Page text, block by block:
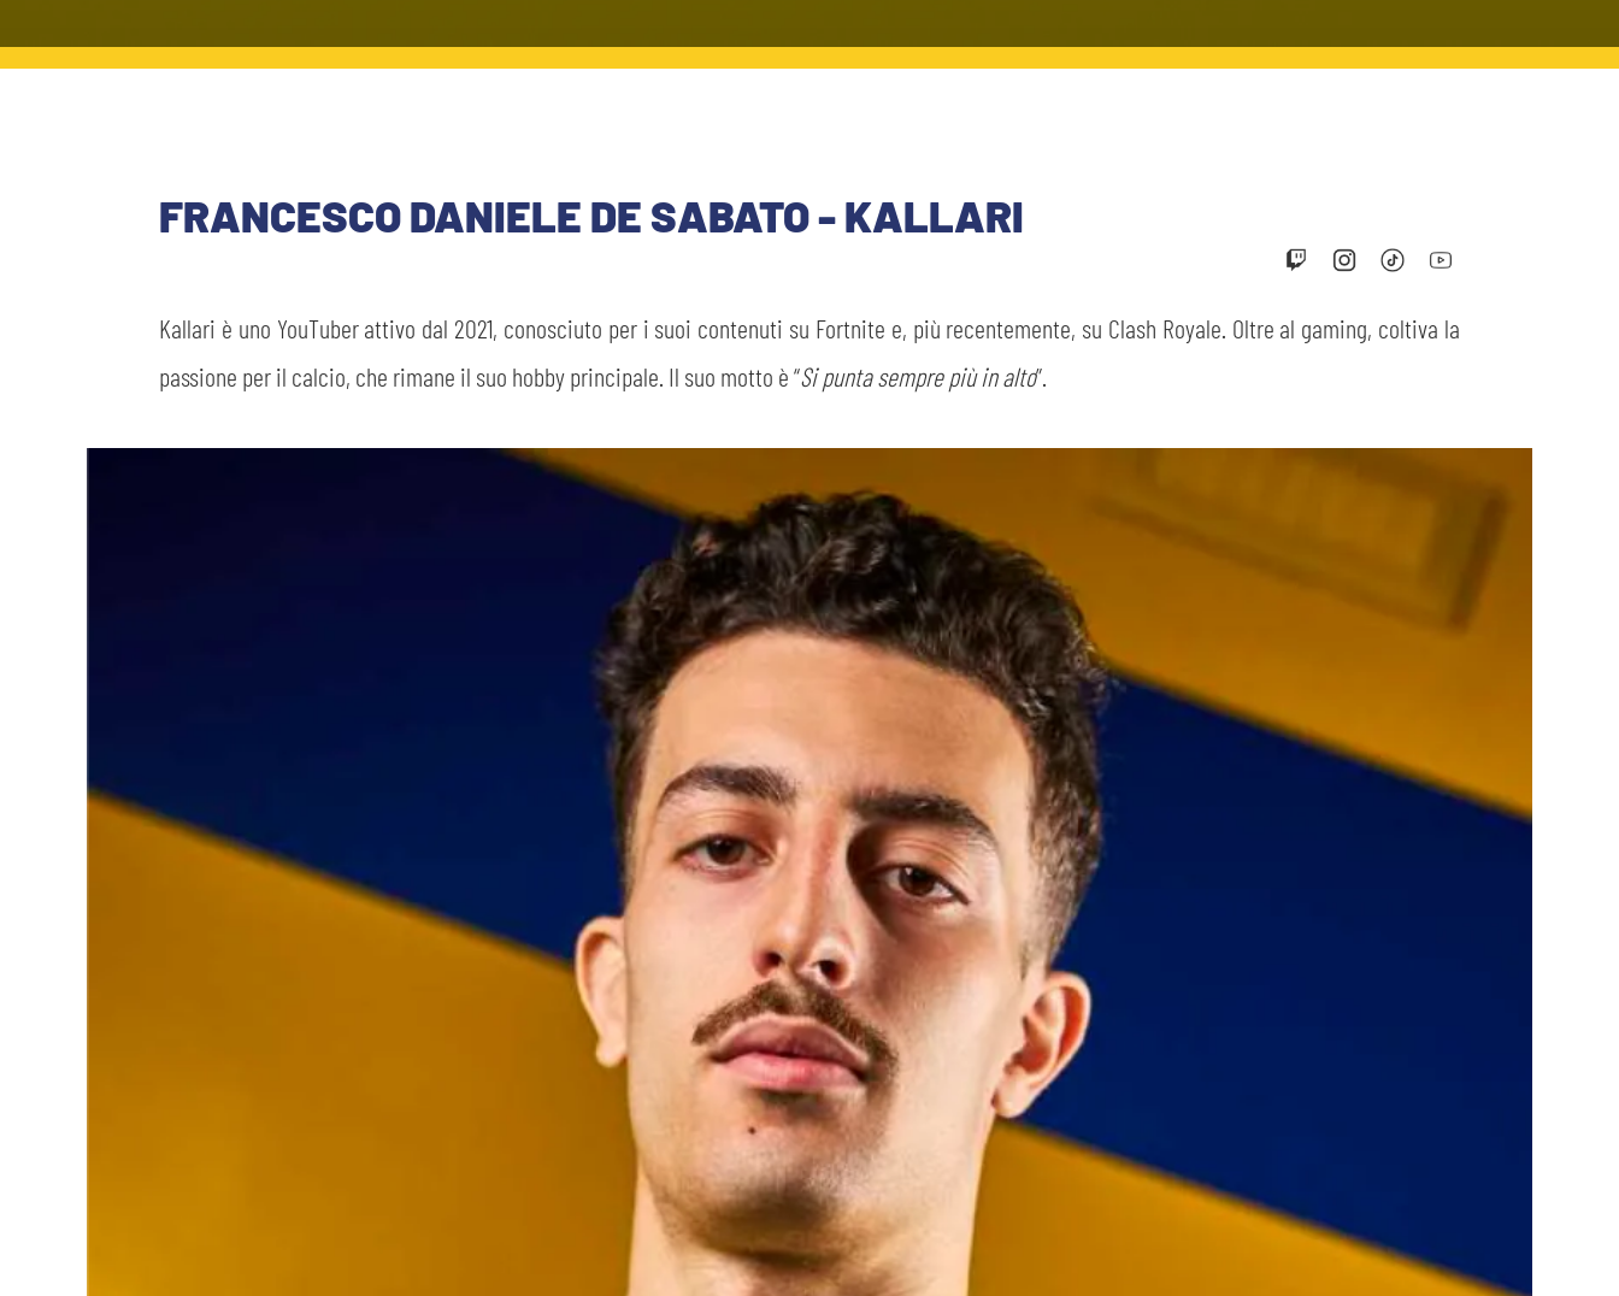
STORE
SLO
INFORMATIVA FINANZIARIA
PLAY GREEN
MEDIA
FRANCESCO DANIELE DE SABATO - KALLARI
Kallari è uno YouTuber attivo dal 2021, conosciuto per i suoi contenuti su Fortnite e, più recentemente, su Clash Royale. Oltre al gaming, coltiva la
passione per il calcio, che rimane il suo hobby principale. Il suo motto è “Si punta sempre più in alto”.